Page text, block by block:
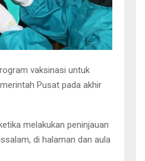
vaksinasi untuk
Pusat pada akhir
melakukan peninjauan
di halaman dan aula